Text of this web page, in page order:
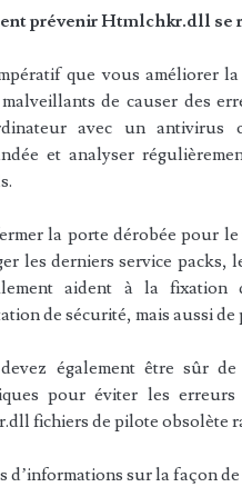
prévenir Htmlchkr.dll se
que vous améliorer
de causer des
avec un antivirus
et analyser
la porte dérobée pour
les derniers service packs,
aident à la fixation
de sécurité, mais aussi
également être sûr
pour éviter les
fichiers de pilote obsolète
d’informations sur la façon